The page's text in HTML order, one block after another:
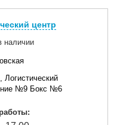
центр
наличии
№9 Бокс №6